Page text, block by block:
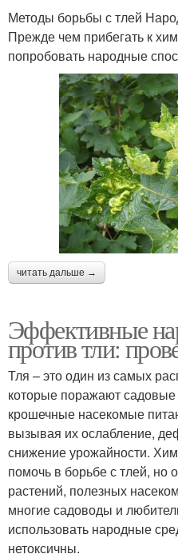
Методы борьбы с тлей
Прежде чем прибегать к
попробовать народные
читать дальше →
Эффективные
против тли:
Тля – это один из самых
которые поражают
крошечные насекомые
вызывая их ослабление,
снижение урожайности.
помочь в борьбе с тлей, но
растений, полезных
многие садоводы и
использовать народные
нетоксичны.